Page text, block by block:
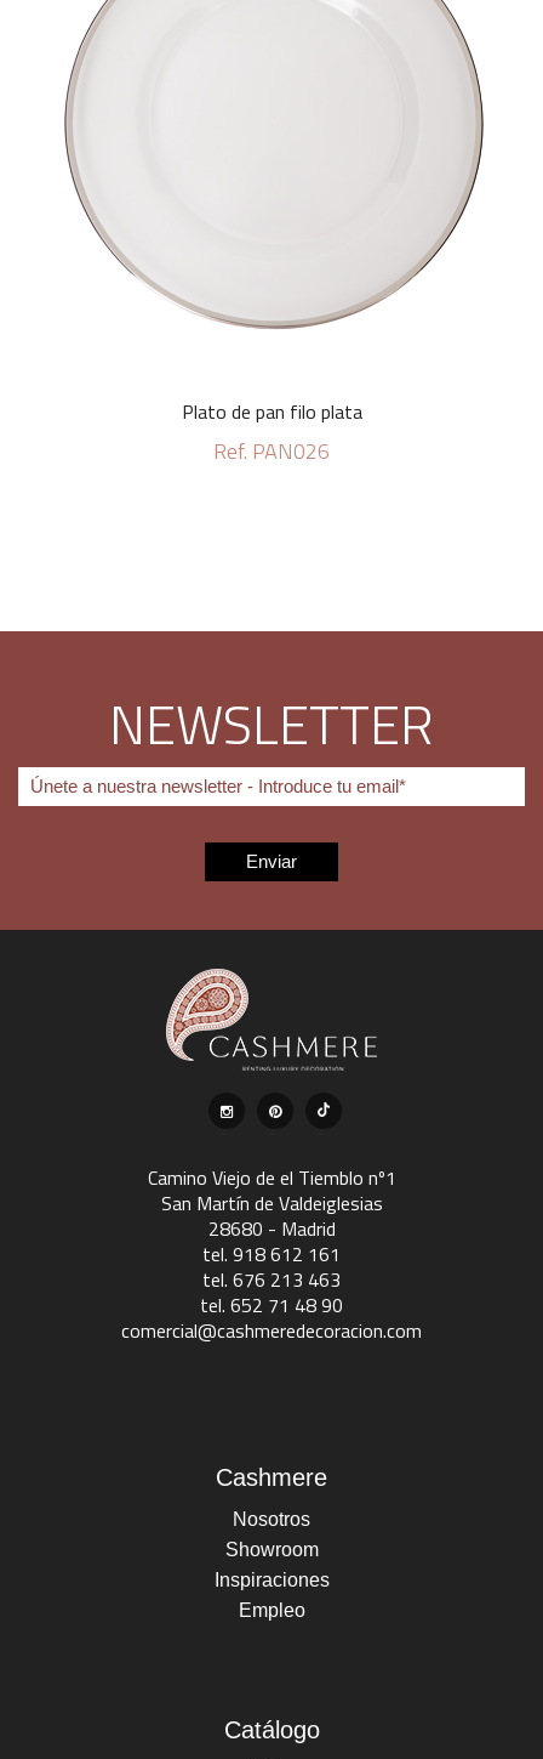
Plato de pan filo plata
Ref. PAN026
NEWSLETTER
Camino Viejo de el Tiemblo nº1
San Martín de Valdeiglesias
28680 - Madrid
tel. 918 612 161
tel. 676 213 463
tel. 652 71 48 90
comercial@cashmeredecoracion.com
Cashmere
Nosotros
Showroom
Inspiraciones
Empleo
Catálogo